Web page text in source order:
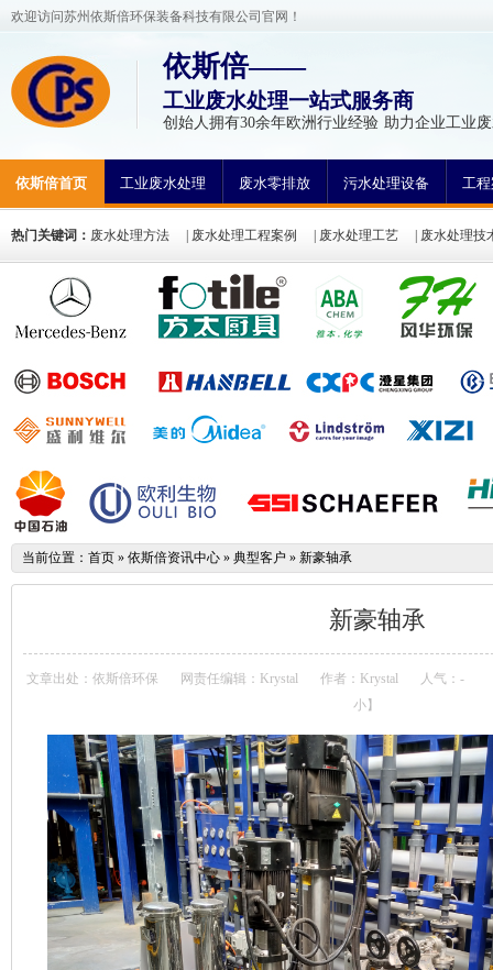
欢迎访问苏州依斯倍环保装备科技有限公司官网！
依斯倍——
工业废水处理一站式服务商
创始人拥有30余年欧洲行业经验 助力企业工业
依斯倍首页 工业废水处理 废水零排放 污水处理设备 工
热门关键词： 废水处理方法 废水处理工程案例 废水处理工艺 废水处理技
氮废水处理
当前位置： 首页 » 依斯倍资讯中心 » 典型客户 » 新豪轴承
新豪轴承
文章出处：依斯倍环保 网责任编辑：Krystal 作者：Krystal 人气： -
小】